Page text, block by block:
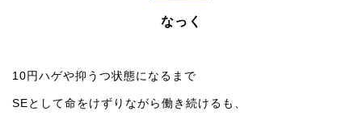
なっく
10円ハゲや抑うつ状態になるまで
SEとして命をけずりながら働き続けるも、